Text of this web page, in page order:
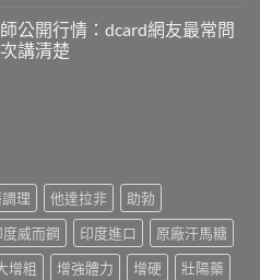
公開行情：dcard網友最常問
講清楚
理 他達拉非
助勃
度威而鋼 印度進口
原廠汗馬糖
增粗 增強體力 增硬
壯陽藥